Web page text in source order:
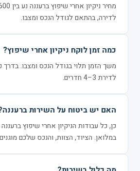
לדירה, בהתאם לגודל הנכס ומצבו.
כמה זמן לוקח ניקיון אחרי שיפוץ?
לדירת 3–4 חדרים.
האם יש ביטוח על השירות
כן, כל עבודות הניקיון אחרי שיפוץ
במלואן. הציוד, הצוות, והנכס שלכם